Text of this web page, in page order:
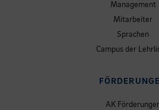
Management
Mitarbeiter
Sprachen
Campus der
AK